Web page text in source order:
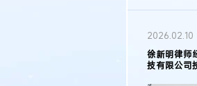
集成
2026.05.11
徐新明律师
2025年度